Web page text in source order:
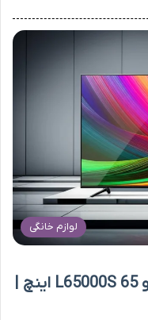
لوازم خانگی
بررسی تخصصی تلویزیون لئوکو L65000S 65 اینچ |